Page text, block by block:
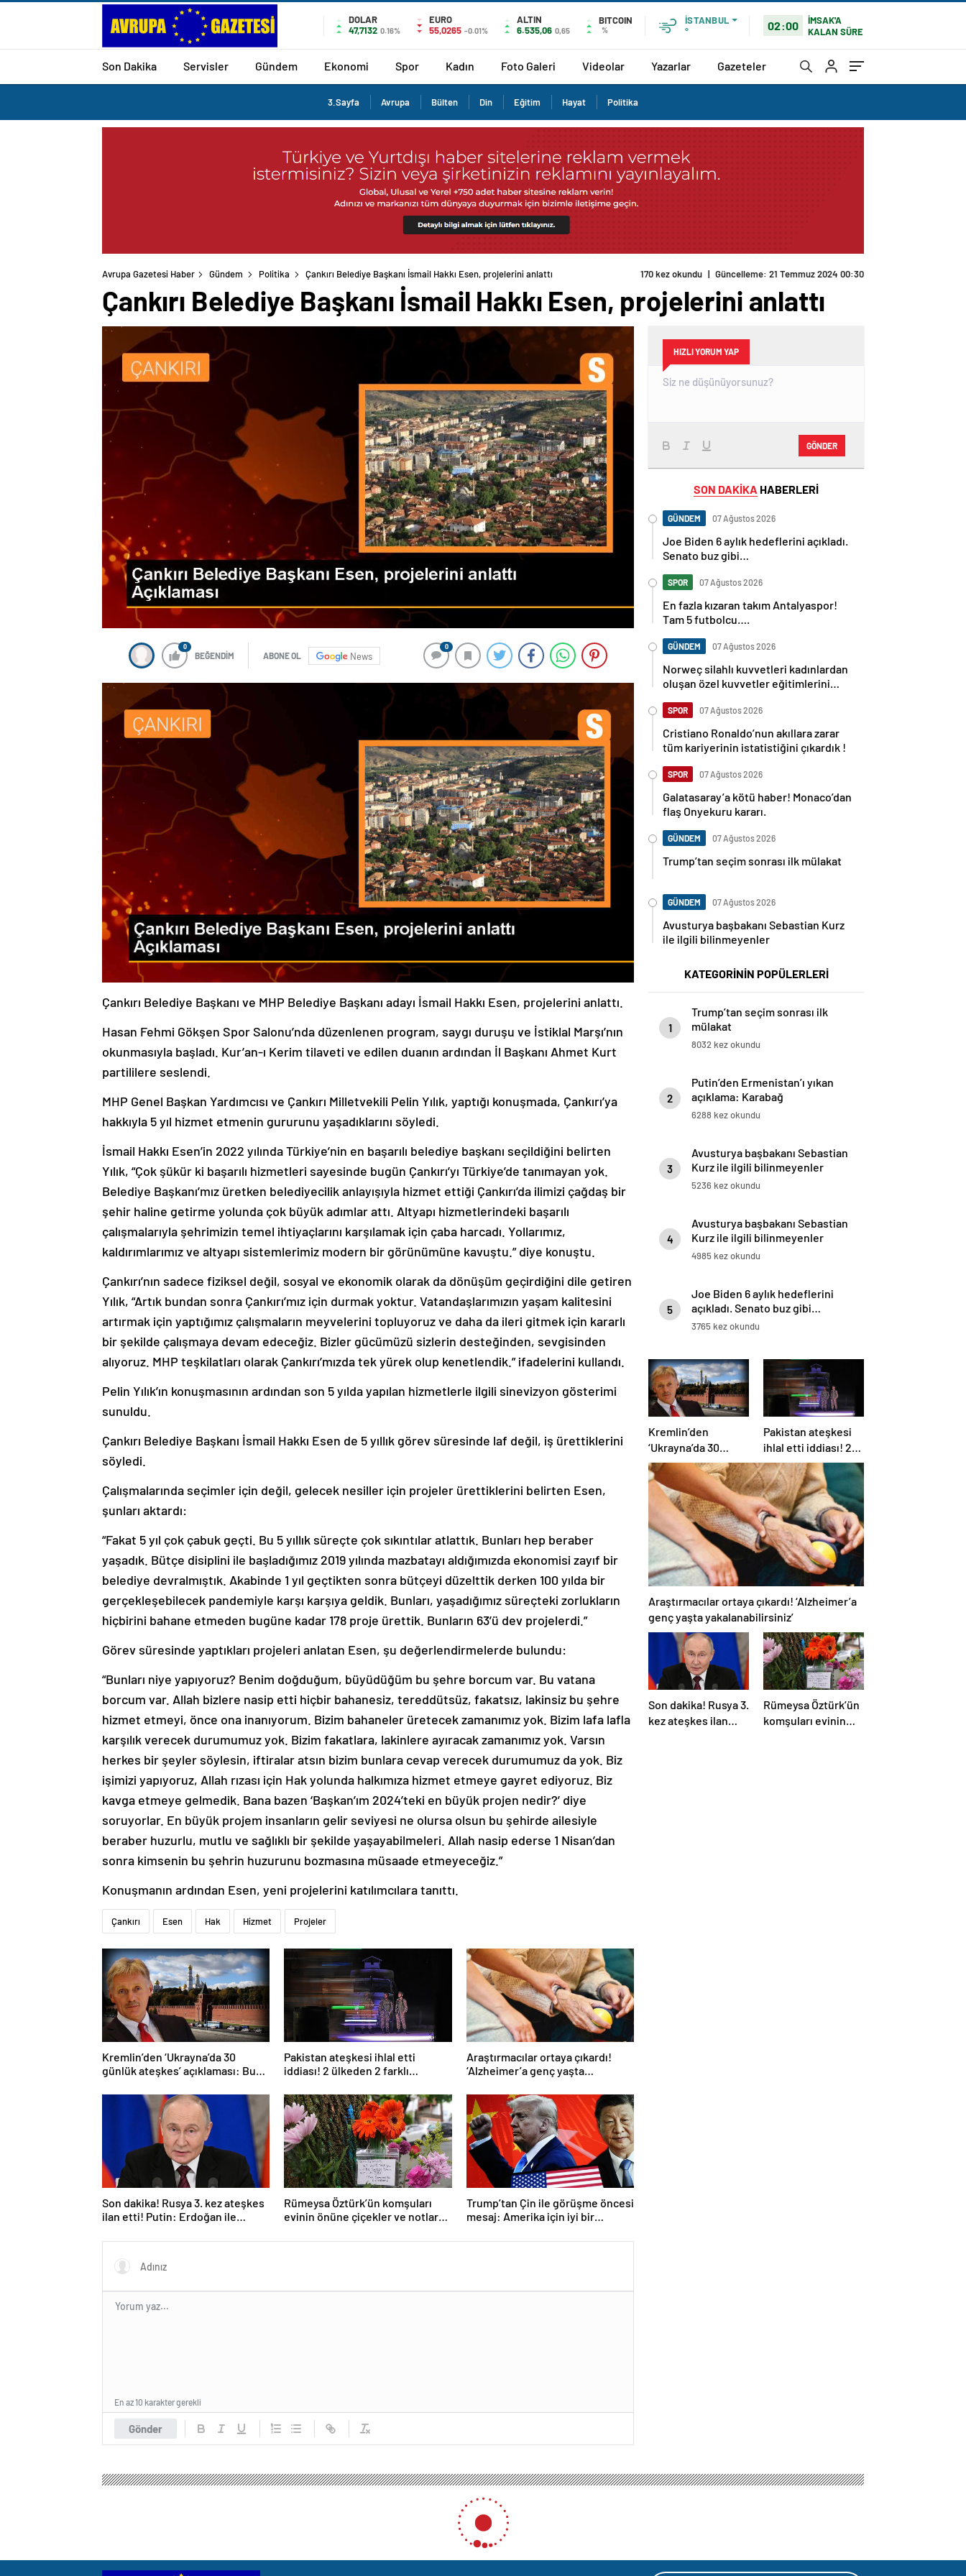
DOLAR
47,7132 0.16%
EURO
55,0265 -0.01%
ALTIN
6.535,06 0,65
BITCOIN
%
İSTANBUL
°
02:00
İMSAK'A
KALAN SÜRE
Son Dakika Servisler Gündem Ekonomi Spor Kadın Foto Galeri Videolar Yazarlar Gazeteler
3.Sayfa Avrupa Bülten Din Eğitim Hayat Politika
Avrupa Gazetesi Haber Gündem Politika Çankırı Belediye Başkanı İsmail Hakkı Esen, projelerini anlattı 170 kez okundu | Güncelleme: 21 Temmuz 2024 00:30
Çankırı Belediye Başkanı İsmail Hakkı Esen, projelerini anlattı
0
BEĞENDİM ABONE OL News
0
Çankırı Belediye Başkanı ve MHP Belediye Başkanı adayı İsmail Hakkı Esen, projelerini anlattı.
Hasan Fehmi Gökşen Spor Salonu’nda düzenlenen program, saygı duruşu ve İstiklal Marşı’nın
okunmasıyla başladı. Kur’an-ı Kerim tilaveti ve edilen duanın ardından İl Başkanı Ahmet Kurt
partililere seslendi.
MHP Genel Başkan Yardımcısı ve Çankırı Milletvekili Pelin Yılık, yaptığı konuşmada, Çankırı’ya
hakkıyla 5 yıl hizmet etmenin gururunu yaşadıklarını söyledi.
İsmail Hakkı Esen’in 2022 yılında Türkiye’nin en başarılı belediye başkanı seçildiğini belirten
Yılık, “Çok şükür ki başarılı hizmetleri sayesinde bugün Çankırı’yı Türkiye’de tanımayan yok.
Belediye Başkanı’mız üretken belediyecilik anlayışıyla hizmet ettiği Çankırı’da ilimizi çağdaş bir
şehir haline getirme yolunda çok büyük adımlar attı. Altyapı hizmetlerindeki başarılı
çalışmalarıyla şehrimizin temel ihtiyaçlarını karşılamak için çaba harcadı. Yollarımız,
kaldırımlarımız ve altyapı sistemlerimiz modern bir görünümüne kavuştu.” diye konuştu.
Çankırı’nın sadece fiziksel değil, sosyal ve ekonomik olarak da dönüşüm geçirdiğini dile getiren
Yılık, “Artık bundan sonra Çankırı’mız için durmak yoktur. Vatandaşlarımızın yaşam kalitesini
artırmak için yaptığımız çalışmaların meyvelerini topluyoruz ve daha da ileri gitmek için kararlı
bir şekilde çalışmaya devam edeceğiz. Bizler gücümüzü sizlerin desteğinden, sevgisinden
alıyoruz. MHP teşkilatları olarak Çankırı’mızda tek yürek olup kenetlendik.” ifadelerini kullandı.
Pelin Yılık’ın konuşmasının ardından son 5 yılda yapılan hizmetlerle ilgili sinevizyon gösterimi
sunuldu.
Çankırı Belediye Başkanı İsmail Hakkı Esen de 5 yıllık görev süresinde laf değil, iş ürettiklerini
söyledi.
Çalışmalarında seçimler için değil, gelecek nesiller için projeler ürettiklerini belirten Esen,
şunları aktardı:
“Fakat 5 yıl çok çabuk geçti. Bu 5 yıllık süreçte çok sıkıntılar atlattık. Bunları hep beraber
yaşadık. Bütçe disiplini ile başladığımız 2019 yılında mazbatayı aldığımızda ekonomisi zayıf bir
belediye devralmıştık. Akabinde 1 yıl geçtikten sonra bütçeyi düzelttik derken 100 yılda bir
gerçekleşebilecek pandemiyle karşı karşıya geldik. Bunları, yaşadığımız süreçteki zorlukların
hiçbirini bahane etmeden bugüne kadar 178 proje ürettik. Bunların 63’ü dev projelerdi.”
Görev süresinde yaptıkları projeleri anlatan Esen, şu değerlendirmelerde bulundu:
“Bunları niye yapıyoruz? Benim doğduğum, büyüdüğüm bu şehre borcum var. Bu vatana
borcum var. Allah bizlere nasip etti hiçbir bahanesiz, tereddütsüz, fakatsız, lakinsiz bu şehre
hizmet etmeyi, önce ona inanıyorum. Bizim bahaneler üretecek zamanımız yok. Bizim lafa lafla
karşılık verecek durumumuz yok. Bizim fakatlara, lakinlere ayıracak zamanımız yok. Varsın
herkes bir şeyler söylesin, iftiralar atsın bizim bunlara cevap verecek durumumuz da yok. Biz
işimizi yapıyoruz, Allah rızası için Hak yolunda halkımıza hizmet etmeye gayret ediyoruz. Biz
kavga etmeye gelmedik. Bana bazen ‘Başkan’ım 2024’teki en büyük projen nedir?’ diye
soruyorlar. En büyük projem insanların gelir seviyesi ne olursa olsun bu şehirde ailesiyle
beraber huzurlu, mutlu ve sağlıklı bir şekilde yaşayabilmeleri. Allah nasip ederse 1 Nisan’dan
sonra kimsenin bu şehrin huzurunu bozmasına müsaade etmeyeceğiz.”
Konuşmanın ardından Esen, yeni projelerini katılımcılara tanıttı.
Çankırı Esen Hak Hizmet Projeler
Kremlin’den ‘Ukrayna’da 30
günlük ateşkes’ açıklaması: Bunu
Pakistan ateşkesi ihlal etti
iddiası! 2 ülkeden 2 farklı
Araştırmacılar ortaya çıkardı!
‘Alzheimer’a genç yaşta
Son dakika! Rusya 3. kez ateşkes
ilan etti! Putin: Erdoğan ile
Rümeysa Öztürk’ün komşuları
evinin önüne çiçekler ve notlar
Trump’tan Çin ile görüşme öncesi
mesaj: Amerika için iyi bir
Gönder
En az 10 karakter gerekli
HIZLI YORUM YAP
GÖNDER
SON DAKİKA HABERLERİ
GÜNDEM 07 Ağustos 2026
Joe Biden 6 aylık hedeflerini açıkladı.
Senato buz gibi…
SPOR 07 Ağustos 2026
En fazla kızaran takım Antalyaspor!
Tam 5 futbolcu….
GÜNDEM 07 Ağustos 2026
Norweç silahlı kuvvetleri kadınlardan
oluşan özel kuvvetler eğitimlerini
SPOR 07 Ağustos 2026
Cristiano Ronaldo’nun akıllara zarar
tüm kariyerinin istatistiğini çıkardık !
SPOR 07 Ağustos 2026
Galatasaray’a kötü haber! Monaco’dan
flaş Onyekuru kararı.
GÜNDEM 07 Ağustos 2026
Trump’tan seçim sonrası ilk mülakat
GÜNDEM 07 Ağustos 2026
Avusturya başbakanı Sebastian Kurz
ile ilgili bilinmeyenler
KATEGORİNİN POPÜLERLERİ
1
Trump’tan seçim sonrası ilk
mülakat
8032 kez okundu
2
Putin’den Ermenistan’ı yıkan
açıklama: Karabağ
Azerbaycan’ın ayrılmaz bir
6288 kez okundu
3
Avusturya başbakanı Sebastian
Kurz ile ilgili bilinmeyenler
5236 kez okundu
4
Avusturya başbakanı Sebastian
Kurz ile ilgili bilinmeyenler
4985 kez okundu
5
Joe Biden 6 aylık hedeflerini
açıkladı. Senato buz gibi…
3765 kez okundu
Kremlin’den
‘Ukrayna’da 30
günlük ateşkes’
açıklaması: Bunu
iyice düşünmeliyiz
Pakistan ateşkesi
ihlal etti iddiası! 2
ülkeden 2 farklı
açıklama
Araştırmacılar ortaya çıkardı! ‘Alzheimer’a
genç yaşta yakalanabilirsiniz’
Son dakika! Rusya 3.
kez ateşkes ilan
Rümeysa Öztürk’ün
komşuları evinin